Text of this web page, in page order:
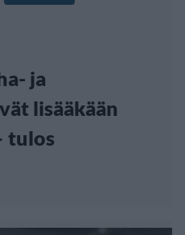
ja
lisääkään
tulos